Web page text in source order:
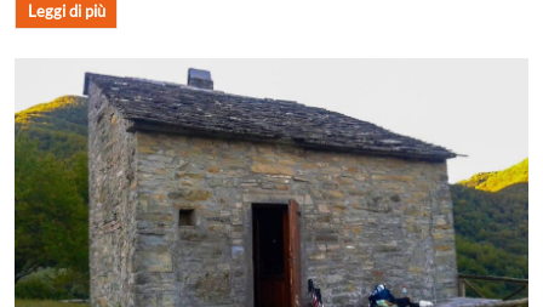
Leggi di più